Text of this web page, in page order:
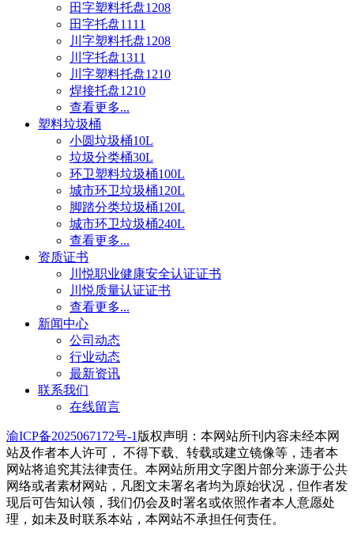
田字塑料托盘1208
田字托盘1111
川字塑料托盘1208
川字托盘1311
川字塑料托盘1210
焊接托盘1210
查看更多...
塑料垃圾桶
小圆垃圾桶10L
垃圾分类桶30L
环卫塑料垃圾桶100L
城市环卫垃圾桶120L
脚踏分类垃圾桶120L
城市环卫垃圾桶240L
查看更多...
资质证书
川悦职业健康安全认证证书
川悦质量认证证书
查看更多...
新闻中心
公司动态
行业动态
最新资讯
联系我们
在线留言
渝ICP备2025067172号-1 版权声明：本网站所刊内容未经本网
站及作者本人许可， 不得下载、转载或建立镜像等，违者本
网站将追究其法律责任。本网站所用文字图片部分来源于公共
网络或者素材网站，凡图文未署名者均为原始状况，但作者发
现后可告知认领，我们仍会及时署名或依照作者本人意愿处
理，如未及时联系本站，本网站不承担任何责任。